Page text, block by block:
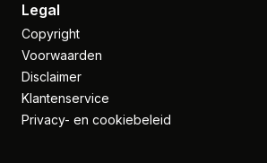
Legal
Copyright
Voorwaarden
Disclaimer
Klantenservice
Privacy- en cookiebeleid